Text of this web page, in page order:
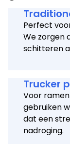
Perfect
We zorgen
schitteren
Trucker
Voor
gebruiken
dat een
nadroging.